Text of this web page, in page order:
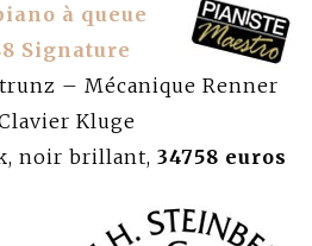
à queue
Signature
– Mécanique Renner
Kluge
noir brillant, 34758 euros